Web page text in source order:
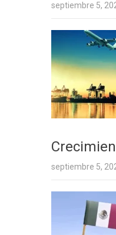
septiembre 5,
septiembre 5,